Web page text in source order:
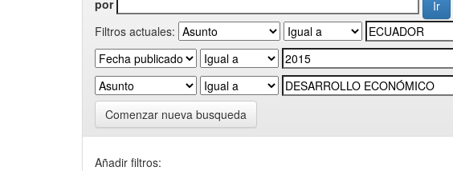
por
Filtros actuales:
Comenzar nueva busqueda
Añadir filtros: